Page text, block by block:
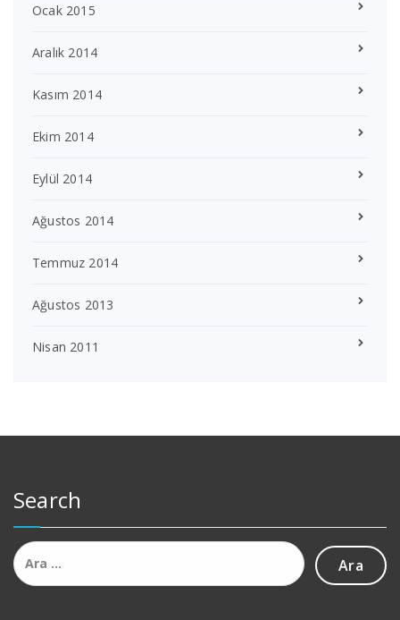
Ocak 2015
Aralık 2014
Kasım 2014
Ekim 2014
Eylül 2014
Ağustos 2014
Temmuz 2014
Ağustos 2013
Nisan 2011
Search
Arama: